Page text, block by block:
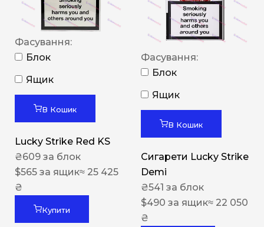
Фасування:
Блок
Ящик
В Кошик
Lucky Strike Red KS
₴609 за блок
$565 за ящик≈ 25 425
₴
Купити
Фасування:
Блок
Ящик
В Кошик
Сигарети Lucky Strike
Demi
₴541 за блок
$490 за ящик≈ 22 050
₴